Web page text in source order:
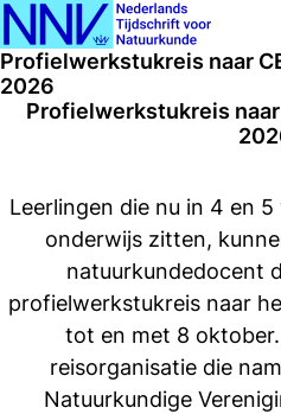
Profielwerkstukreis naar
2026
Profielwerkstukreis
Leerlingen die nu in 4 en
onderwijs zitten,
natuurkundedocent
profielwerkstukreis naar
tot en met 8
reisorganisatie die
Natuurkundige